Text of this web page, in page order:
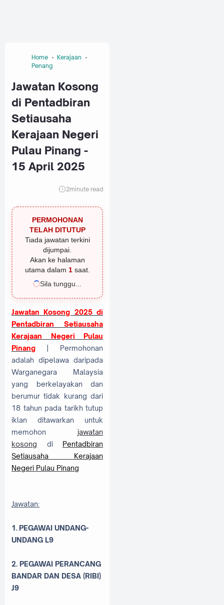
Home
Kerajaan
Penang
Jawatan Kosong
di Pentadbiran
Setiausaha
Kerajaan Negeri
Pulau Pinang -
15 April 2025
2minute read
PERMOHONAN
TELAH DITUTUP
Tiada jawatan terkini
dijumpai.
Akan ke halaman
utama dalam 1saat.
Sila tunggu...
Jawatan Kosong 2025 di
Pentadbiran Setiausaha
Kerajaan Negeri Pulau
Pinang | Permohonan
adalah dipelawa daripada
Warganegara Malaysia
yang berkelayakan dan
berumur tidak kurang dari
18 tahun pada tarikh tutup
iklan ditawarkan untuk
memohon jawatan
kosong di Pentadbiran
Setiausaha Kerajaan
Negeri Pulau Pinang
Jawatan:
1. PEGAWAI UNDANG-
UNDANG L9
2. PEGAWAI PERANCANG
BANDAR DAN DESA (RIBI)
J9